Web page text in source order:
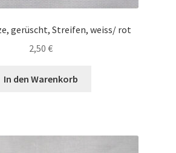
gerüscht, Streifen, weiss/ rot
2,50 €
In den Warenkorb